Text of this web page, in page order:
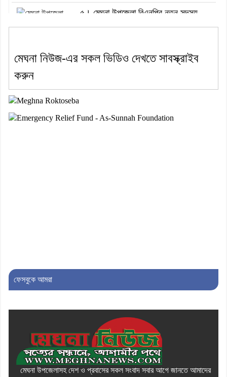
৫। মেঘনা উপজেলা বিএনপির নতুন সদস্য
৬। জেলা পুলিশ সুপার থেকে সম্মাননা পেলেন
মেঘনা নিউজ-এর সকল ভিডিও দেখতে সাবস্ক্রাইব
করুন
ফেসবুকে আমরা
মেঘনা উপজেলাসহ দেশ ও প্রবাসের সকল সংবাদ সবার আগে জানতে আমাদের